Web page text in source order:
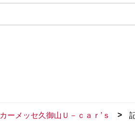
カーメッセ久御山Ｕ－ｃａｒ’ｓ >